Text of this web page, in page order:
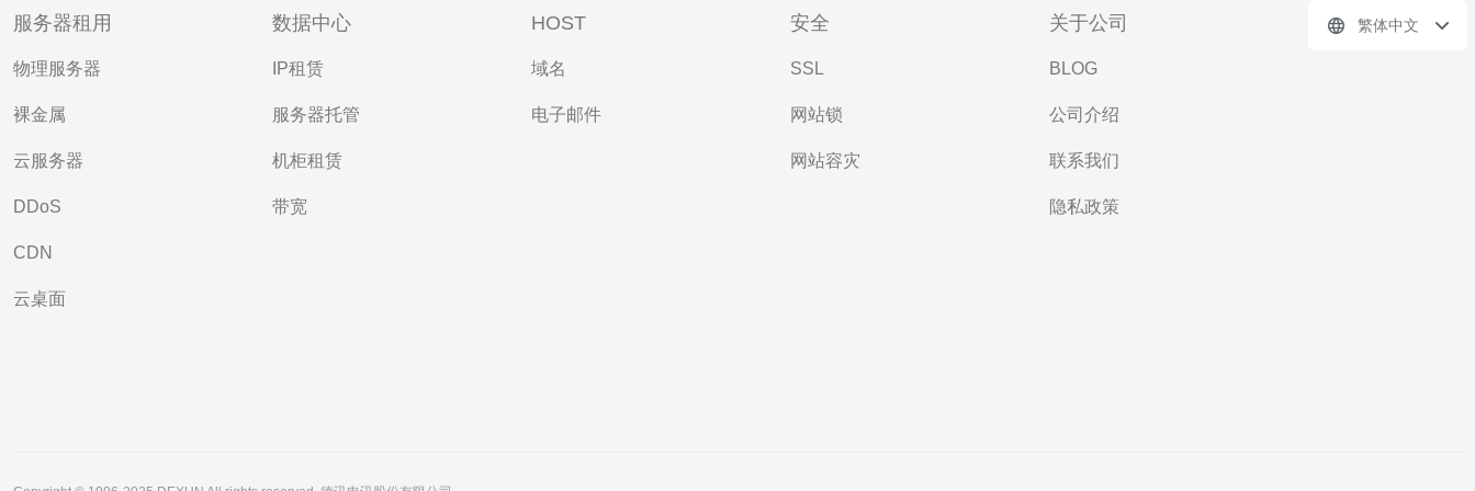
服务器租用
物理服务器
裸金属
云服务器
DDoS
CDN
云桌面
数据中心
IP租赁
服务器托管
机柜租赁
带宽
HOST
域名
电子邮件
安全
SSL
网站锁
网站容灾
关于公司
BLOG
公司介绍
联系我们
隐私政策
繁体中文